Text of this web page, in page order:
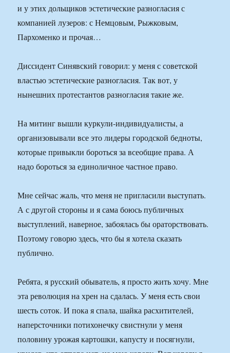
и у этих дольщиков эстетические разногласия с
компанией лузеров: с Немцовым, Рыжковым,
Пархоменко и прочая…
Диссидент Синявский говорил: у меня с советской
властью эстетические разногласия. Так вот, у
нынешних протестантов разногласия такие же.
На митинг вышли куркули-индивидуалисты, а
организовывали все это лидеры городской бедноты,
которые привыкли бороться за всеобщие права. А
надо бороться за единоличное частное право.
Мне сейчас жаль, что меня не пригласили выступать.
А с другой стороны и я сама боюсь публичных
выступлений, наверное, забоялась бы ораторствовать.
Поэтому говорю здесь, что бы я хотела сказать
публично.
Ребята, я русский обыватель, я просто жить хочу. Мне
эта революция на хрен на сдалась. У меня есть свои
шесть соток. И пока я спала, шайка расхитителей,
наперсточники потихонечку свистнули у меня
половину урожая картошки, капусту и посягнули,